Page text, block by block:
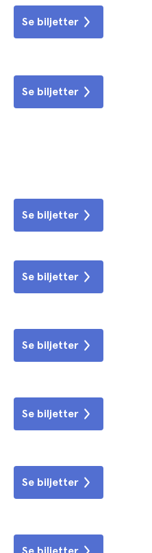
Se biljetter
Se biljetter
Se biljetter
Se biljetter
Se biljetter
Se biljetter
Se biljetter